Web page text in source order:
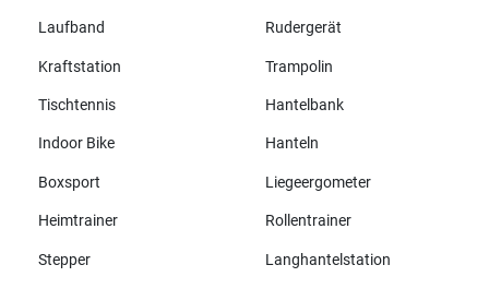
Laufband Rudergerät
Kraftstation Trampolin
Tischtennis Hantelbank
Indoor Bike Hanteln
Boxsport Liegeergometer
Heimtrainer Rollentrainer
Stepper Langhantelstation